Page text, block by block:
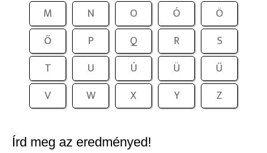
M
N O Ó
Ö
Ő
P Q R
S
T
U Ú Ü
Ű
V
W X Y Z
Írd meg az eredményed!